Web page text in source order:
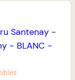
Santenay -
- BLANC -